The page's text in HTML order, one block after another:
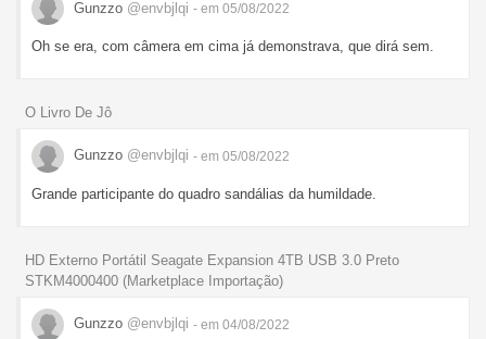
Gunzzo @envbjlqi - em 05/08/2022
Oh se era, com câmera em cima já demonstrava, que dirá sem.
O Livro De Jô
Gunzzo @envbjlqi - em 05/08/2022
Grande participante do quadro sandálias da humildade.
HD Externo Portátil Seagate Expansion 4TB USB 3.0 Preto
STKM4000400 (Marketplace Importação)
Gunzzo @envbjlqi - em 04/08/2022